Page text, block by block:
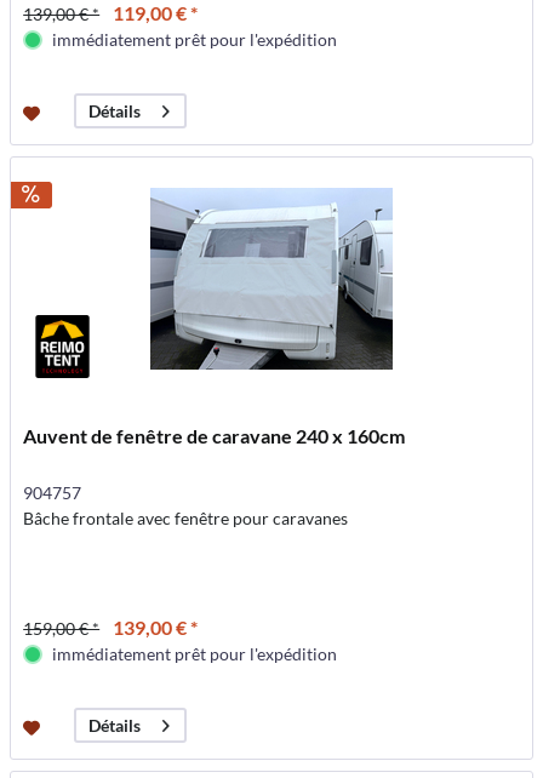
139,00 € * 119,00 € *
immédiatement prêt pour l'expédition
Détails
Auvent de fenêtre de caravane 240 x 160cm
904757
Bâche frontale avec fenêtre pour caravanes
159,00 € * 139,00 € *
immédiatement prêt pour l'expédition
Détails